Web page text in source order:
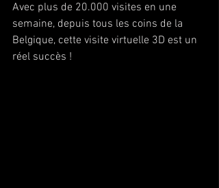
Avec plus de 20.000 visites en une
semaine, depuis tous les coins de la
Belgique, cette visite virtuelle 3D est un
réel succès !